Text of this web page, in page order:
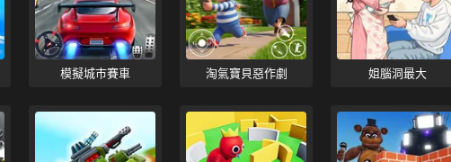
模擬城市賽車 淘氣寶貝惡作劇 姐腦洞最大